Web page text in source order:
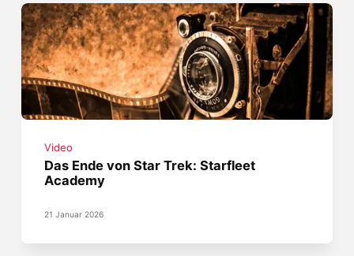
Video
Das Ende von Star Trek: Starfleet
Academy
21 Januar 2026